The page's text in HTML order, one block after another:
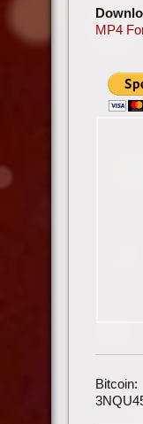
MP4
Bitcoin: